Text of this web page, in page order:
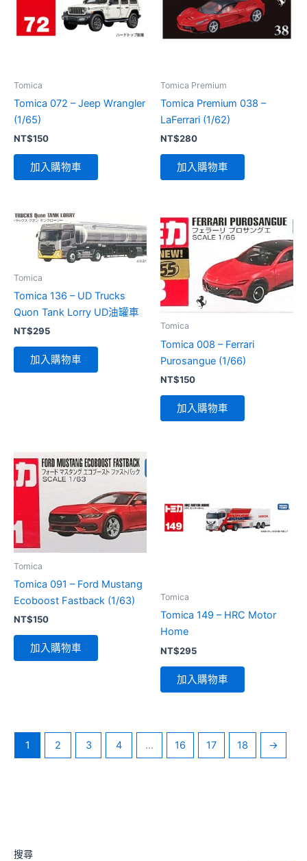
搜尋
Tomica
Tomica 072 – Jeep Wrangler
(1/65)
NT$150
加入購物車
Tomica Premium
Tomica Premium 038 –
LaFerrari (1/62)
NT$280
加入購物車
Tomica
Tomica 136 – UD Trucks
Quon Tank Lorry UD油罐車
NT$295
加入購物車
Tomica
Tomica 008 – Ferrari
Purosangue (1/66)
NT$150
加入購物車
Tomica
Tomica 091 – Ford Mustang
Ecoboost Fastback (1/63)
NT$150
加入購物車
Tomica
Tomica 149 – HRC Motor
Home
NT$295
加入購物車
1 2 3 4 ... 16 17 18 →